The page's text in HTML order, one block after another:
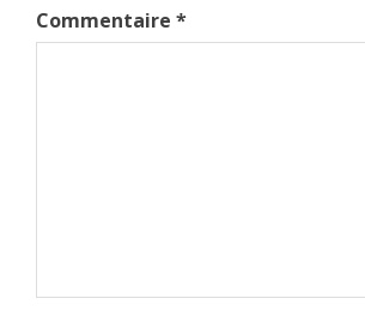
Commentaire *